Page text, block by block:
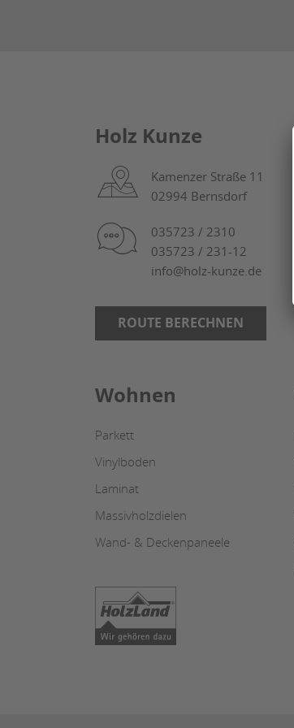
Holz Kunze
Kamenzer Straße 11
02994 Bernsdorf
035723 / 2310
035723 / 231-12
info@holz-kunze.de
ROUTE BERECHNEN
Wohnen
Parkett
Vinylboden
Laminat
Massivholzdielen
Wand- & Deckenpaneele